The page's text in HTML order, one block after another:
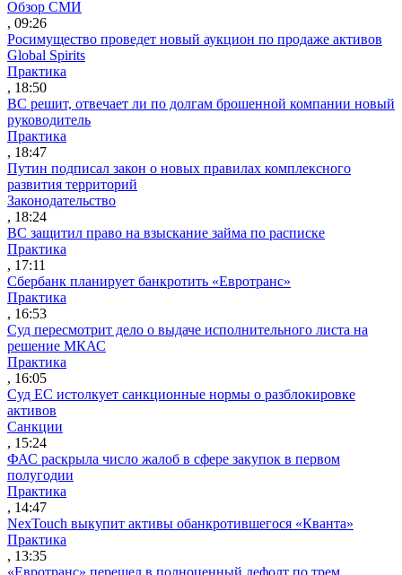
Обзор СМИ
, 09:26
Росимущество проведет новый аукцион по продаже активов
Global Spirits
Практика
, 18:50
ВС решит, отвечает ли по долгам брошенной компании новый
руководитель
Практика
, 18:47
Путин подписал закон о новых правилах комплексного
развития территорий
Законодательство
, 18:24
ВС защитил право на взыскание займа по расписке
Практика
, 17:11
Сбербанк планирует банкротить «Евротранс»
Практика
, 16:53
Суд пересмотрит дело о выдаче исполнительного листа на
решение МКАС
Практика
, 16:05
Суд ЕС истолкует санкционные нормы о разблокировке
активов
Санкции
, 15:24
ФАС раскрыла число жалоб в сфере закупок в первом
полугодии
Практика
, 14:47
NexTouch выкупит активы обанкротившегося «Кванта»
Практика
, 13:35